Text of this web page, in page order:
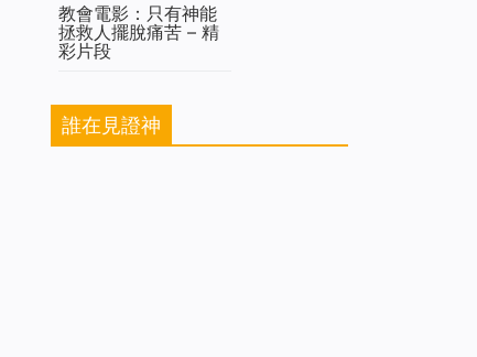
教會電影：只有神能
拯救人擺脫痛苦 – 精
彩片段
誰在見證神